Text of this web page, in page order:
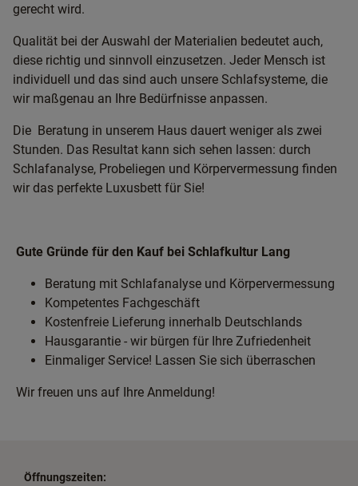
gerecht wird.
Qualität bei der Auswahl der Materialien bedeutet auch,
diese richtig und sinnvoll einzusetzen. Jeder Mensch ist
individuell und das sind auch unsere Schlafsysteme, die
wir maßgenau an Ihre Bedürfnisse anpassen.
Die Beratung in unserem Haus dauert weniger als zwei
Stunden. Das Resultat kann sich sehen lassen: durch
Schlafanalyse, Probeliegen und Körpervermessung finden
wir das perfekte Luxusbett für Sie!
Gute Gründe für den Kauf bei Schlafkultur Lang
Beratung mit Schlafanalyse und Körpervermessung
Kompetentes Fachgeschäft
Kostenfreie Lieferung innerhalb Deutschlands
Hausgarantie - wir bürgen für Ihre Zufriedenheit
Einmaliger Service! Lassen Sie sich überraschen
Wir freuen uns auf Ihre Anmeldung!
Öffnungszeiten: